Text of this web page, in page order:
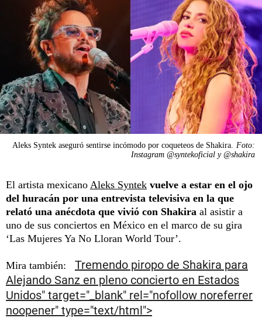
Aleks Syntek aseguró sentirse incómodo por coqueteos de Shakira.
Foto:
Instagram @syntekoficial y @shakira
El artista mexicano Aleks Syntek vuelve a estar en el ojo
del huracán por una entrevista televisiva en la que
relató una anécdota que vivió con Shakira al asistir a
uno de sus conciertos en México en el marco de su gira
‘Las Mujeres Ya No Lloran World Tour’.
Mira también:
Tremendo piropo de Shakira para
Alejando Sanz en pleno concierto en Estados
Unidos" target="_blank" rel="nofollow noreferrer
noopener" type="text/html">